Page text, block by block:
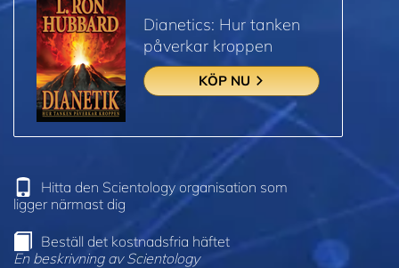
Dianetics: Hur tanken
påverkar kroppen
KÖP NU
Hitta den Scientology organisation som
ligger närmast dig
Beställ det kostnadsfria häftet
En beskrivning av Scientology